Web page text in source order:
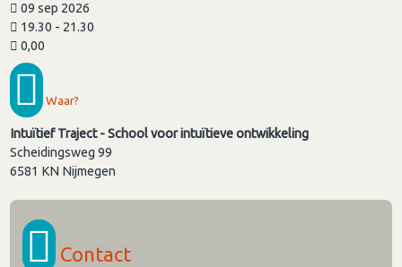
09 sep 2026
19.30 - 21.30
0,00
Waar?
Intuïtief Traject - School voor intuïtieve ontwikkeling
Scheidingsweg 99
6581 KN Nijmegen
Contact